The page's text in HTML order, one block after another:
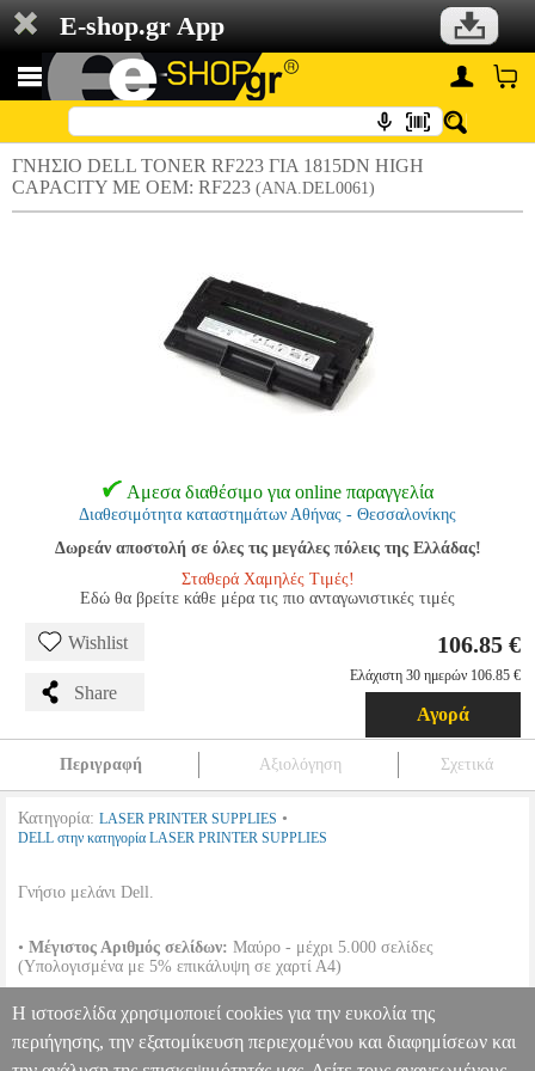
E-shop.gr App
ΓΝΗΣΙΟ DELL TONER RF223 ΓΙΑ 1815DN HIGH
CAPACITY ΜΕ OEM: RF223 (ANA.DEL0061)
Αμεσα διαθέσιμο για online παραγγελία
Διαθεσιμότητα καταστημάτων Αθήνας - Θεσσαλονίκης
Δωρεάν αποστολή σε όλες τις μεγάλες πόλεις της Ελλάδας!
Σταθερά Χαμηλές Τιμές!
Εδώ θα βρείτε κάθε μέρα τις πιο ανταγωνιστικές τιμές
Wishlist
Share
106.85 €
Ελάχιστη 30 ημερών 106.85 €
Αγορά
Περιγραφή Αξιολόγηση Σχετικά
Κατηγορία: LASER PRINTER SUPPLIES •
DELL στην κατηγορία LASER PRINTER SUPPLIES
Γνήσιο μελάνι Dell.
• Μέγιστος Αριθμός σελίδων: Μαύρο - μέχρι 5.000 σελίδες
(Υπολογισμένα με 5% επικάλυψη σε χαρτί Α4)
• OEM:RF223
Η ιστοσελίδα χρησιμοποιεί cookies για την ευκολία της
περιήγησης, την εξατομίκευση περιεχομένου και διαφημίσεων και